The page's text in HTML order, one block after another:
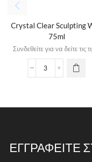
Crystal Clear Sculpting
75ml
Συνδεθείτε για να δείτε τις
ΕΓΓΡΑΦΕΊΤΕ